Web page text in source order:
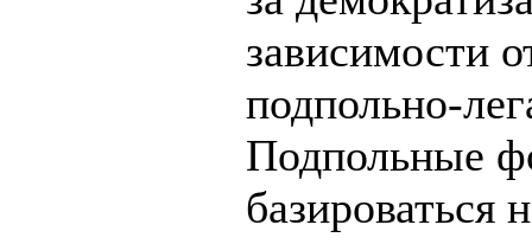
зависимости
подпольно-
Подпольные
базироваться